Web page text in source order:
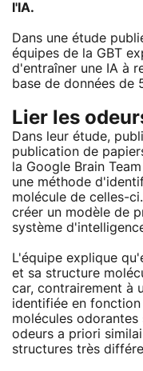
l'IA.
Dans une étude
équipes de la GBT
d'entraîner une IA à
base de données de
Lier les
Dans leur étude,
publication de
la Google Brain
une méthode
molécule de celles-
créer un modèle de
système
L'équipe explique
et sa structure
car, contrairement à
identifiée en
molécules
odeurs a priori
structures très